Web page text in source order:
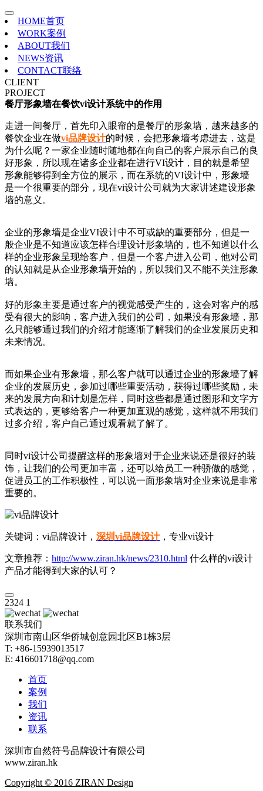
HOME首页
WORK案例
ABOUT我们
NEWS资讯
CONTACT联络
CLIENT
PROJECT
餐厅形象墙在餐饮vi设计系统中的作用
走进一间餐厅，首先印入眼帘的是餐厅的形象墙，越来越多的
餐饮企业在做vi品牌设计的时候，会把形象墙考虑进去，这是
为什么呢？一家企业随时随地都在向自己的客户展示自己的良
好形象，所以现在诸多企业都在进行VI设计，目的就是希望
形象能够得到全方位的展示，而在系统的VI设计中，形象墙
是一个很重要的部分，现在vi设计公司就为大家讲述建设形象
墙的意义。
企业的形象墙是企业VI设计中不可或缺的重要部分，但是一
般企业是不知道应该怎样合理设计形象墙的，也不知道以什么
样的企业形象呈现给客户，但是一个客户进入公司，他对公司
的认知就是从企业形象墙开始的，所以我们又不能不关注形象
墙。
好的形象主要是通过客户的视觉感受产生的，这会对客户的感
受有很大的影响，客户进入我们的公司，如果没有形象墙，那
么只能够通过我们的介绍才能逐渐了解我们的企业发展历史和
未来情况。
而如果企业有形象墙，那么客户就可以通过企业的形象墙了解
企业的发展历史，参加过哪些重要活动，获得过哪些奖励，未
来的发展方向和计划是怎样，同时这些都是通过图形和文字方
式表达的，更够给客户一种更加直观的感觉，这样就不用我们
过多介绍，客户自己通过观看就了解了。
同时vi设计公司提醒这样的形象墙对于企业来说还是很好的装
饰，让我们的公司更加丰富，还可以给员工一种骄傲的感觉，
促进员工的工作积极性，可以说一面形象墙对企业来说是非常
重要的。
关键词：vi品牌设计， 深圳vi品牌设计，专业vi设计
文章推荐： http://www.ziran.hk/news/2310.html 什么样的vi设计
产品才能得到大家的认可？
2324 1
联系我们
深圳市南山区华侨城创意园北区B1栋3层
T: +86-15939013517
E: 416601718@qq.com
首页
案例
我们
资讯
联系
深圳市自然符号品牌设计有限公司
www.ziran.hk
Copyright © 2016 ZIRAN Design